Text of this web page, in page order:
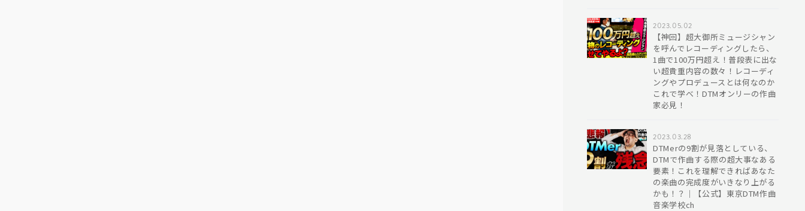
2023.05.02
【神回】超大御所ミュージシャン
を呼んでレコーディングしたら、
1曲で100万円超え！普段表に出な
い超貴重内容の数々！レコーディ
ングやプロデュースとは何なのか
これで学べ！DTMオンリーの作曲
家必見！
2023.03.28
DTMerの9割が見落としている、
DTMで作曲する際の超大事なある
要素！これを理解できればあなた
の楽曲の完成度がいきなり上がる
かも！？｜【公式】東京DTM作曲
音楽学校ch